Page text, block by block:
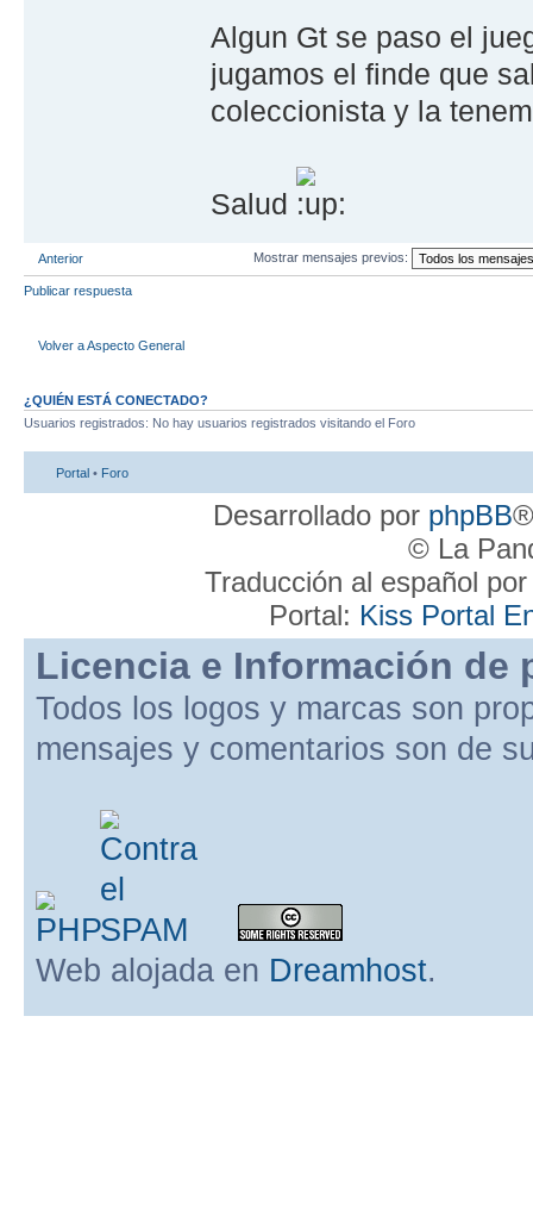
Algun Gt se paso el
jugamos el finde que
coleccionista y la
Salud
Anterior Mostrar mensajes previos:
Publicar respuesta
Volver a Aspecto General
¿QUIÉN ESTÁ CONECTADO?
Usuarios registrados: No hay usuarios registrados visitando el Foro
Portal • Foro
Desarrollado por phpBB
© La
Traducción al español
Portal: Kiss Portal
Licencia e Información de
Todos los logos y marcas son
mensajes y comentarios son de
Web alojada en Dreamhost.